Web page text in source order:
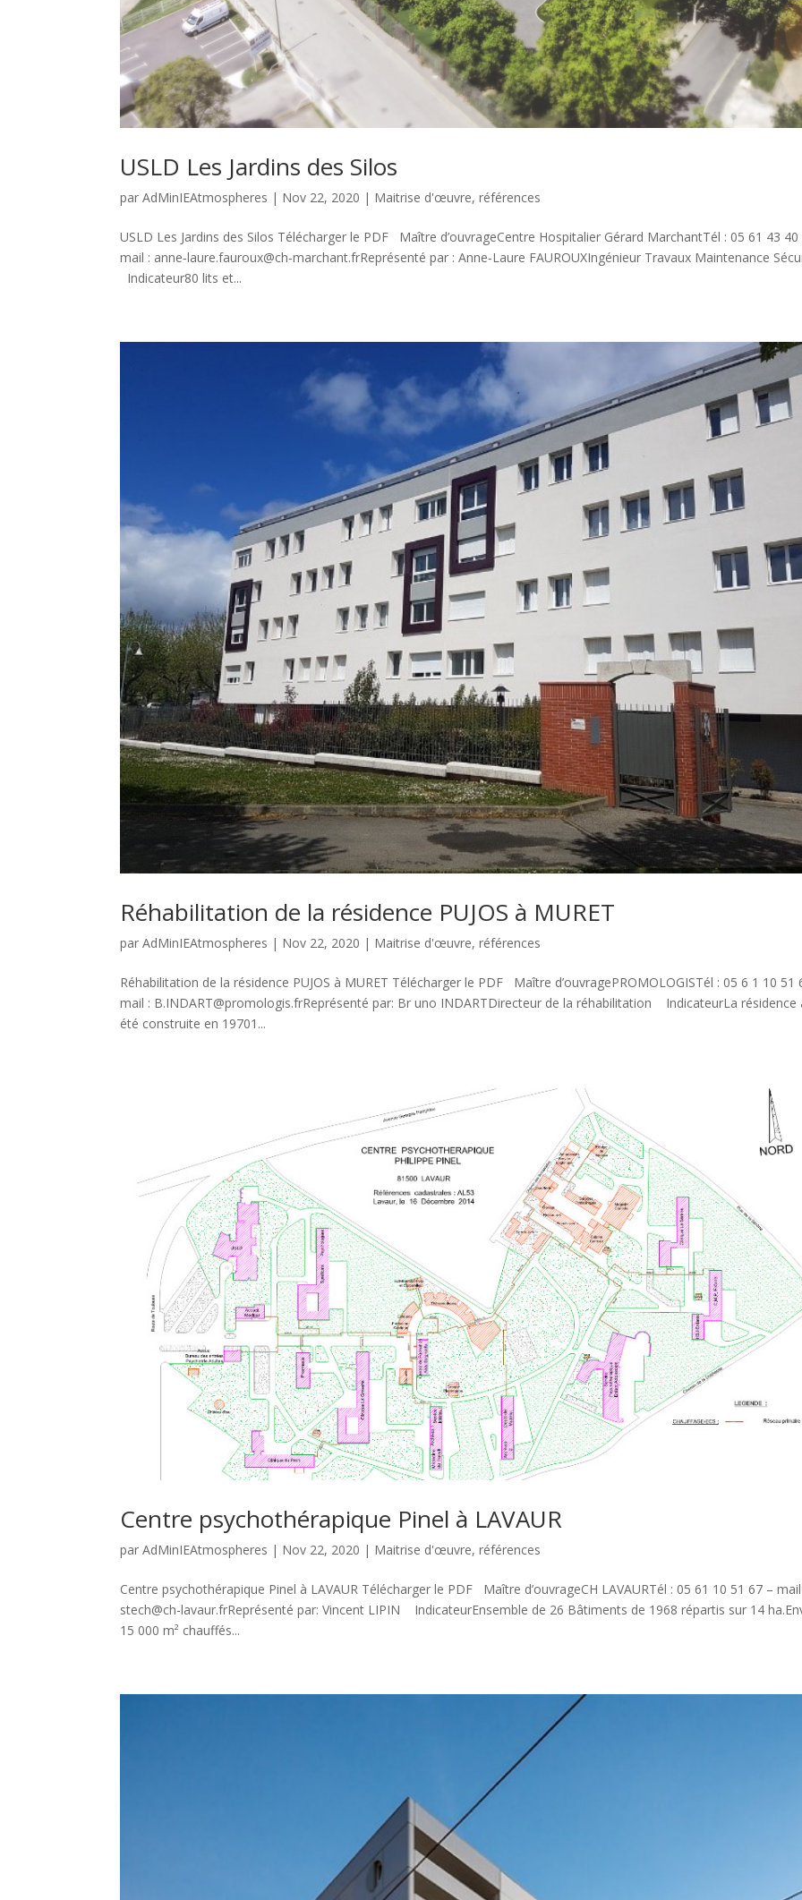
USLD Les Jardins des Silos
parAdMinIEAtmospheres | Nov 22, 2020 | Maitrise d'œuvre,références
USLD Les Jardins des Silos Télécharger le PDF Maître d’ouvrageCentre Hospitalier Gérard MarchantTél : 05 61 43 40
mail : anne‐laure.fauroux@ch‐marchant.frReprésenté par : Anne‐Laure FAUROUXIngénieur Travaux Maintenance
Indicateur80 lits et...
Réhabilitation de la résidence PUJOS à MURET
parAdMinIEAtmospheres | Nov 22, 2020 | Maitrise d'œuvre,références
Réhabilitation de la résidence PUJOS à MURET Télécharger le PDF Maître d’ouvragePROMOLOGISTél : 05 6 1 10 51
mail : B.INDART@promologis.frReprésenté par: Br uno INDARTDirecteur de la réhabilitation IndicateurLa résidence
été construite en 19701...
Centre psychothérapique Pinel à LAVAUR
parAdMinIEAtmospheres | Nov 22, 2020 | Maitrise d'œuvre,références
Centre psychothérapique Pinel à LAVAUR Télécharger le PDF Maître d’ouvrageCH LAVAURTél : 05 61 10 51 67 –
stech@ch-lavaur.frReprésenté par: Vincent LIPIN IndicateurEnsemble de 26 Bâtiments de 1968 répartis sur 14
15 000 m² chauffés...